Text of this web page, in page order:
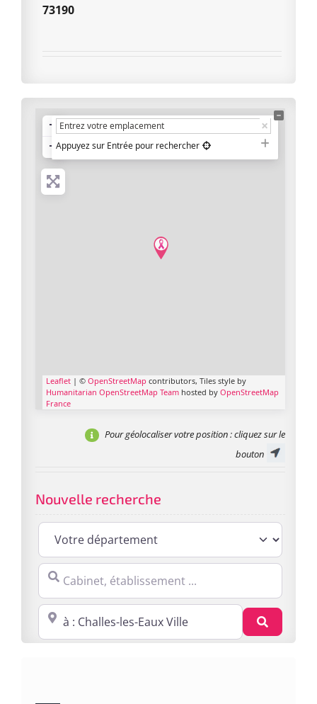
73190
+
−Appuyez sur Entrée pour rechercher
Leaflet | © OpenStreetMap contributors, Tiles style by
Humanitarian OpenStreetMap Team hosted by OpenStreetMap
France
Pour géolocaliser votre position: cliquez sur le
bouton
Nouvelle recherche
Cabinet, établissement ...
Proche de : ville, cp, lieu ...